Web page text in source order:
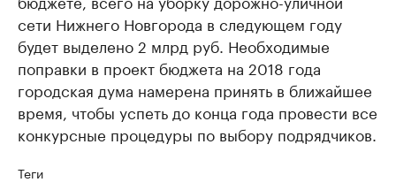
сети Нижнего Новгорода в следующем году
будет выделено 2 млрд руб. Необходимые
поправки в проект бюджета на 2018 года
городская дума намерена принять в ближайшее
время, чтобы успеть до конца года провести все
конкурсные процедуры по выбору подрядчиков.
Теги